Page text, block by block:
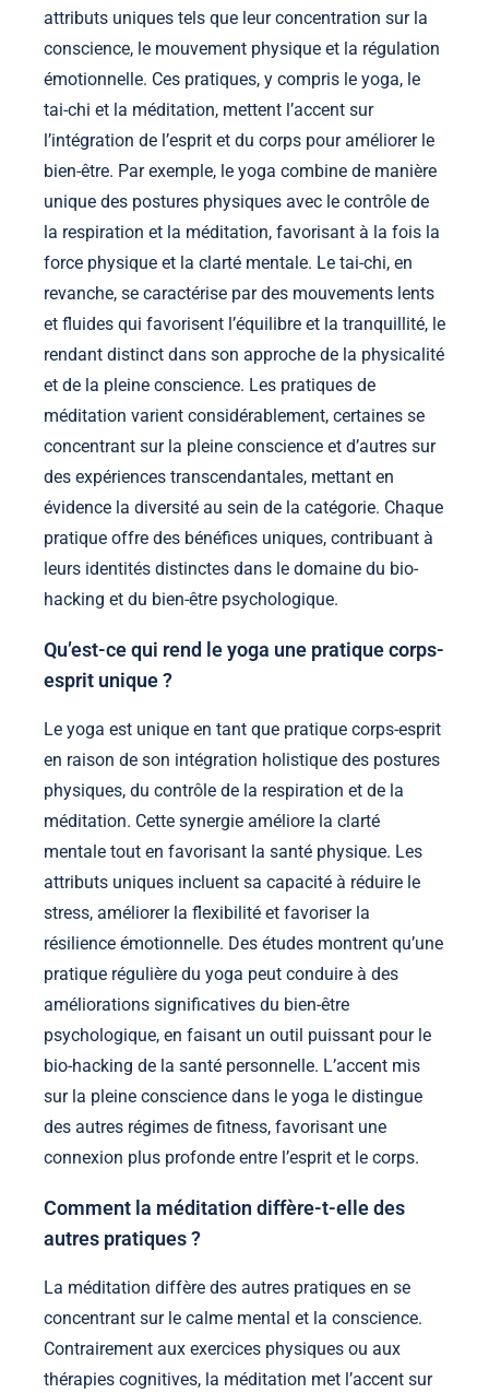
attributs uniques tels que leur concentration sur la
conscience, le mouvement physique et la régulation
émotionnelle. Ces pratiques, y compris le yoga, le
tai-chi et la méditation, mettent l’accent sur
l’intégration de l’esprit et du corps pour améliorer le
bien-être. Par exemple, le yoga combine de manière
unique des postures physiques avec le contrôle de
la respiration et la méditation, favorisant à la fois la
force physique et la clarté mentale. Le tai-chi, en
revanche, se caractérise par des mouvements lents
et fluides qui favorisent l’équilibre et la tranquillité, le
rendant distinct dans son approche de la physicalité
et de la pleine conscience. Les pratiques de
méditation varient considérablement, certaines se
concentrant sur la pleine conscience et d’autres sur
des expériences transcendantales, mettant en
évidence la diversité au sein de la catégorie. Chaque
pratique offre des bénéfices uniques, contribuant à
leurs identités distinctes dans le domaine du bio-
hacking et du bien-être psychologique.
Qu’est-ce qui rend le yoga une pratique corps-
esprit unique ?
Le yoga est unique en tant que pratique corps-esprit
en raison de son intégration holistique des postures
physiques, du contrôle de la respiration et de la
méditation. Cette synergie améliore la clarté
mentale tout en favorisant la santé physique. Les
attributs uniques incluent sa capacité à réduire le
stress, améliorer la flexibilité et favoriser la
résilience émotionnelle. Des études montrent qu’une
pratique régulière du yoga peut conduire à des
améliorations significatives du bien-être
psychologique, en faisant un outil puissant pour le
bio-hacking de la santé personnelle. L’accent mis
sur la pleine conscience dans le yoga le distingue
des autres régimes de fitness, favorisant une
connexion plus profonde entre l’esprit et le corps.
Comment la méditation diffère-t-elle des
autres pratiques ?
La méditation diffère des autres pratiques en se
concentrant sur le calme mental et la conscience.
Contrairement aux exercices physiques ou aux
thérapies cognitives, la méditation met l’accent sur